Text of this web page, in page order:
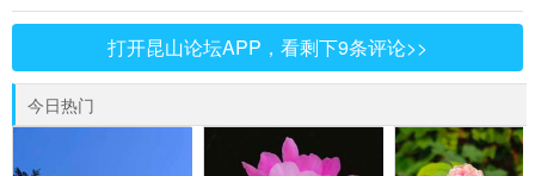
打开昆山论坛APP，看剩下9条评论>>
今日热门